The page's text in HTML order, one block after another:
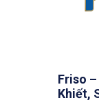
Friso –
Khiết,